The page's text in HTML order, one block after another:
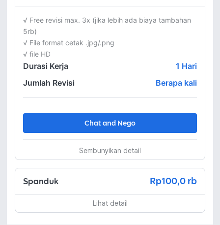
√ Free revisi max. 3x (jika lebih ada biaya tambahan
5rb)
√ File format cetak .jpg/.png
Durasi Kerja 1 Hari
Jumlah Revisi
Berapa kali
Chat and Nego
Sembunyikan detail
Spanduk Rp100,0 rb
Lihat detail